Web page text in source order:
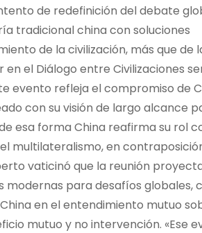
de redefinición del debate
tradicional china con soluciones
de la civilización, más que de
el Diálogo entre Civilizaciones
evento refleja el compromiso de
con su visión de largo alcance
esa forma China reafirma su rol
multilateralismo, en
vaticinó que la reunión
para desafíos globales,
en el entendimiento mutuo
mutuo y no intervención. «Ese